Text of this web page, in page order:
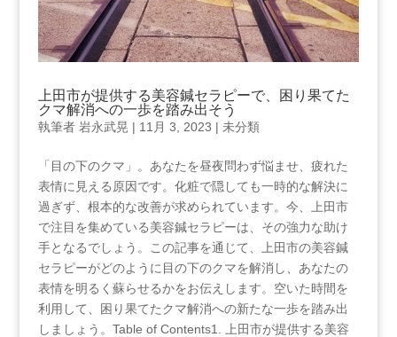
上田市が提供する美容鍼セラピーで、困り果てた
クマ解消への一歩を踏み出そう
執筆者 岩永武晃 | 11月 3, 2023 | 未分類
「目の下のクマ」。あなたを昼夜問わず悩ませ、疲れた
表情に見える原因です。化粧で隠しても一時的な解決に
過ぎず、根本的な改善が求められています。今、上田市
で注目を集めている美容鍼セラピーは、その強力な助け
手となるでしょう。この記事を通じて、上田市の美容鍼
セラピーがどのように目の下のクマを解消し、あなたの
表情を明るく蘇らせるかをお伝えします。空いた時間を
利用して、困り果てたクマ解消への新たな一歩を踏み出
しましょう。Table of Contents1.⁢ 上田市が提供する美容